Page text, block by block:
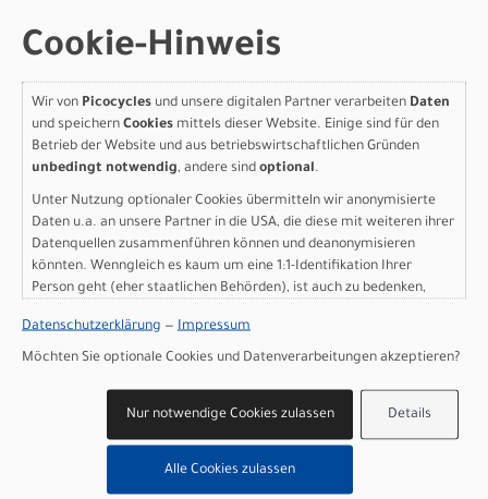
Varianten
Specialized Turbo Vado SL
2 4.0 SATIN GUN METAL /
AGAVE GREY FROST
REFLECTIVE S
Modelljahr 2027
Lieferbar in ca. 5-8 Werktagen
Farbe: SATIN GUN METAL / AGAVE GREY FROST
REFLECTIVE
Grösse: S
pro Stück (inkl. MwSt. zzgl. Versandkosten für
Grossartikel
Cookie-Hinweis
Wir von Picocycles und unsere digitalen Partner verarbeiten Daten
und speichern Cookies mittels dieser Website. Einige sind für den
Betrieb der Website und aus betriebswirtschaftlichen Gründen
unbedingt notwendig, andere sind optional.
Unter Nutzung optionaler Cookies übermitteln wir anonymisierte
Daten u.a. an unsere Partner in die USA, die diese mit weiteren ihrer
Datenquellen zusammenführen können und deanonymisieren
könnten. Wenngleich es kaum um eine 1:1-Identifikation Ihrer
Person geht (eher staatlichen Behörden), ist auch zu bedenken,
sind wie bei uns in der Europäischen Union.
Datenschutzerklärung — Impressum
Möchten Sie optionale Cookies und Datenverarbeitungen akzeptieren?
Details
Nur notwendige Cookies zulassen
Alle Cookies zulassen